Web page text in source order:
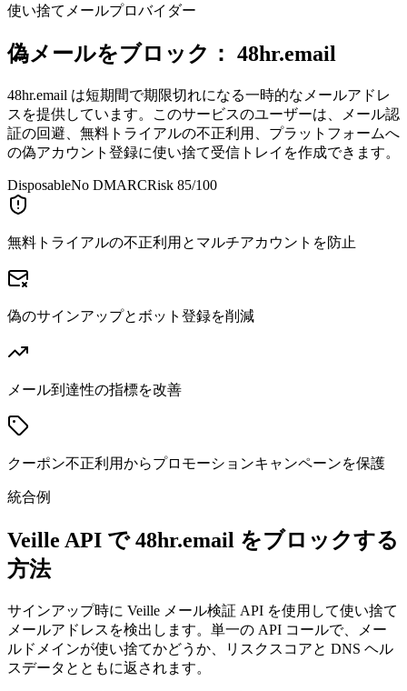
使い捨てメールプロバイダー
偽メールをブロック： 48hr.email
48hr.email は短期間で期限切れになる一時的なメールアドレ
スを提供しています。このサービスのユーザーは、メール認
証の回避、無料トライアルの不正利用、プラットフォームへ
の偽アカウント登録に使い捨て受信トレイを作成できます。
DisposableNo DMARCRisk 85/100
無料トライアルの不正利用とマルチアカウントを防止
偽のサインアップとボット登録を削減
メール到達性の指標を改善
クーポン不正利用からプロモーションキャンペーンを保護
統合例
Veille API で 48hr.email をブロックする
方法
サインアップ時に Veille メール検証 API を使用して使い捨て
メールアドレスを検出します。単一の API コールで、メー
ルドメインが使い捨てかどうか、リスクスコアと DNS ヘル
スデータとともに返されます。